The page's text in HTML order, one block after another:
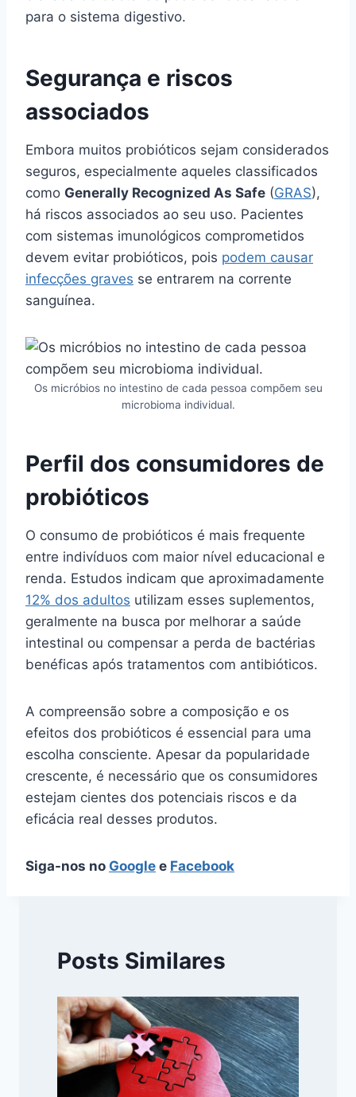
para o sistema digestivo.
Segurança e riscos
associados
Embora muitos probióticos sejam considerados
seguros, especialmente aqueles classificados
como Generally Recognized As Safe (GRAS),
há riscos associados ao seu uso. Pacientes
com sistemas imunológicos comprometidos
devem evitar probióticos, pois podem causar
infecções graves se entrarem na corrente
sanguínea.
Os micróbios no intestino de cada pessoa compõem seu
microbioma individual.
Perfil dos consumidores de
probióticos
O consumo de probióticos é mais frequente
entre indivíduos com maior nível educacional e
renda. Estudos indicam que aproximadamente
12% dos adultos utilizam esses suplementos,
geralmente na busca por melhorar a saúde
intestinal ou compensar a perda de bactérias
benéficas após tratamentos com antibióticos.
A compreensão sobre a composição e os
efeitos dos probióticos é essencial para uma
escolha consciente. Apesar da popularidade
crescente, é necessário que os consumidores
estejam cientes dos potenciais riscos e da
eficácia real desses produtos.
Siga-nos no Google e Facebook
Posts Similares